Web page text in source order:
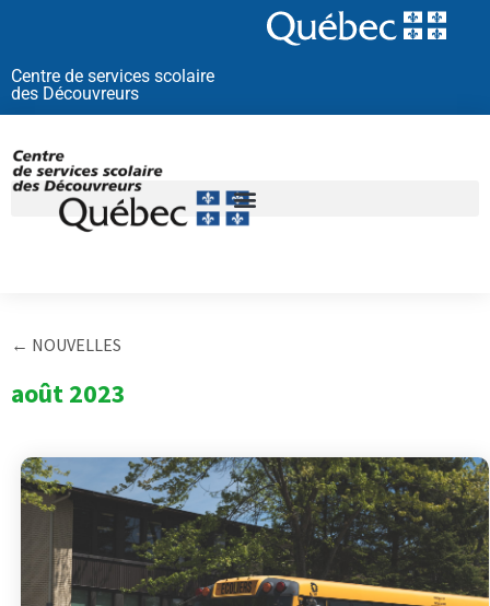
Centre de services scolaire
des Découvreurs
← NOUVELLES
août 2023